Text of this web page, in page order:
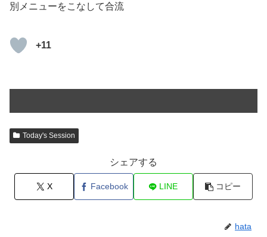
別メニューをこなして合流
+11
Today's Session
シェアする
X Facebook LINE コピー
hata